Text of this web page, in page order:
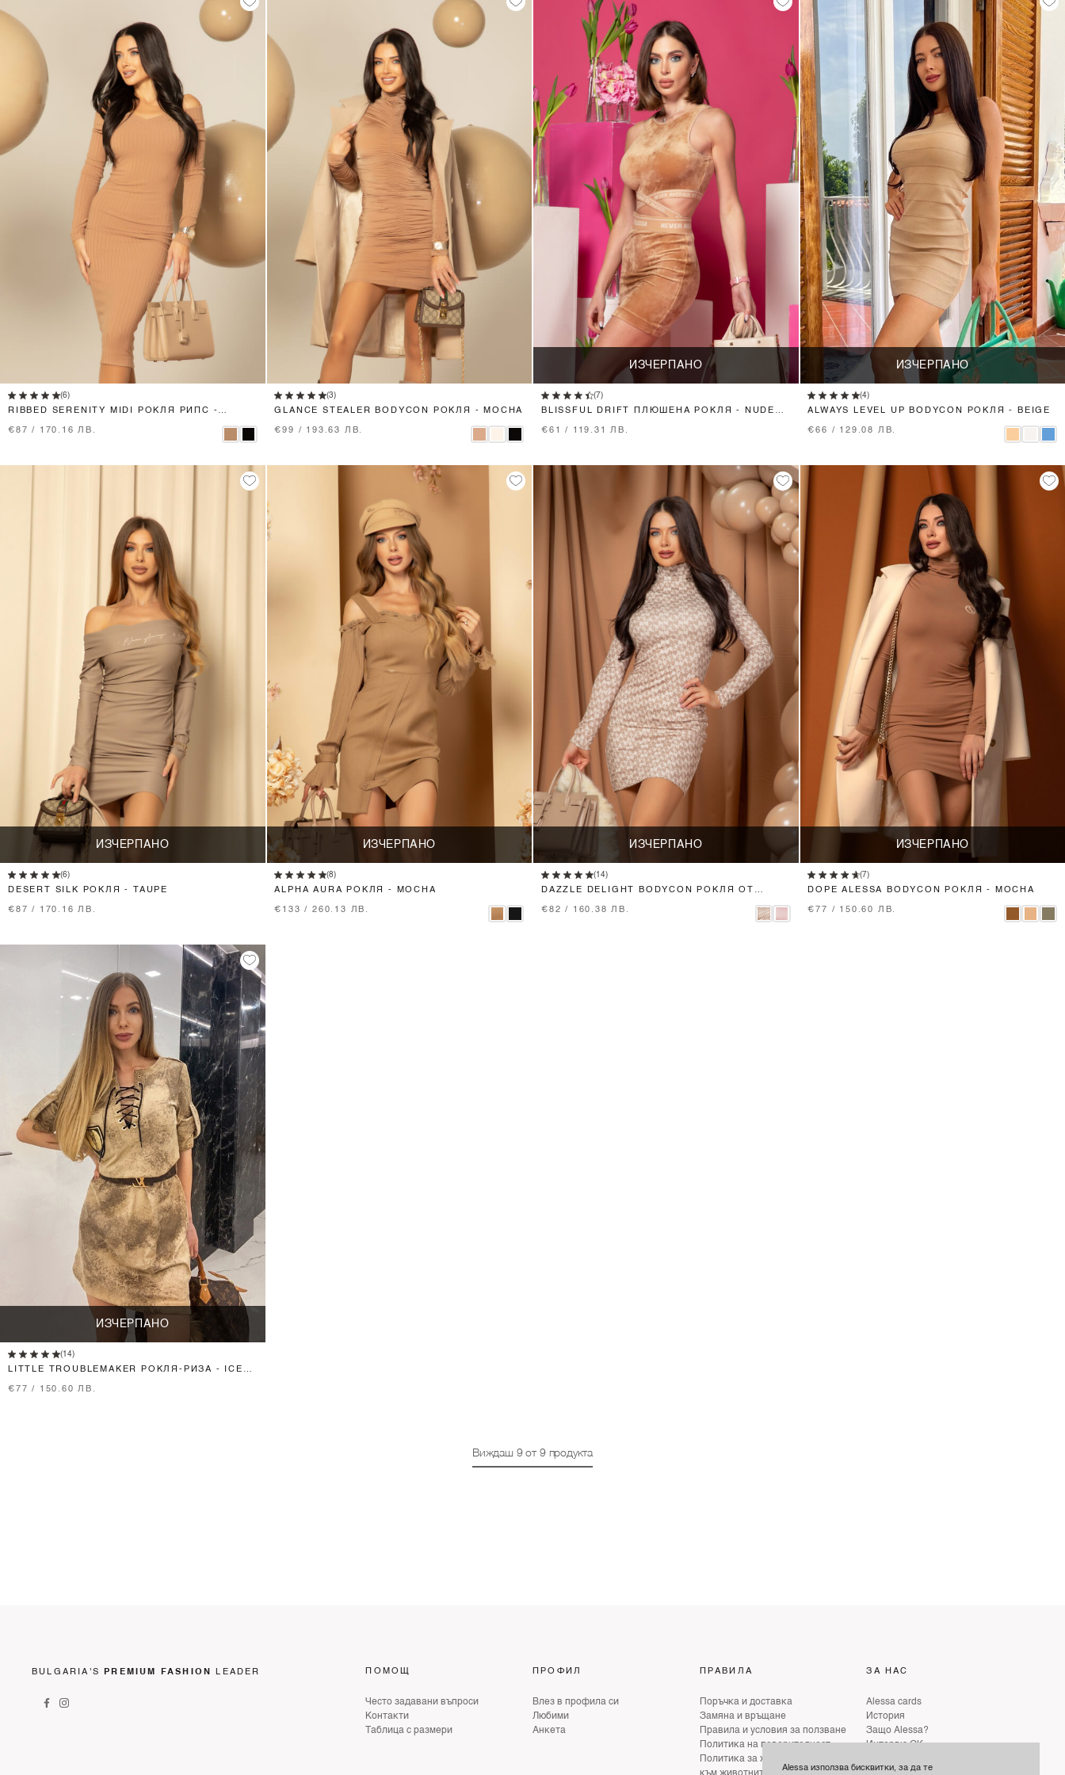
XS M L
(6)
RIBBED SERENITY MIDI РОКЛЯ РИПС -
€87 / 170.16 ЛВ.
L
(3)
GLANCE STEALER BODYCON РОКЛЯ - MOCHA
€99 / 193.63 ЛВ.
ИЗЧЕРПАНО
(7)
BLISSFUL DRIFT ПЛЮШЕНА РОКЛЯ - NUDE
€61 / 119.31 ЛВ.
ИЗЧЕРПАНО
(4)
ALWAYS LEVEL UP BODYCON РОКЛЯ - BEIGE
€66 / 129.08 ЛВ.
ИЗЧЕРПАНО
(6)
DESERT SILK РОКЛЯ - TAUPE
€87 / 170.16 ЛВ.
ИЗЧЕРПАНО
(8)
ALPHA AURA РОКЛЯ - MOCHA
€133 / 260.13 ЛВ.
ИЗЧЕРПАНО
(14)
DAZZLE DELIGHT BODYCON РОКЛЯ ОТ
€82 / 160.38 ЛВ.
ИЗЧЕРПАНО
(7)
DOPE ALESSA BODYCON РОКЛЯ - MOCHA
€77 / 150.60 ЛВ.
ИЗЧЕРПАНО
(14)
LITTLE TROUBLEMAKER РОКЛЯ-РИЗА - ICED
€77 / 150.60 ЛВ.
Виждаш 9от 9продукта
Alessa използва бисквитки, за да те
BULGARIA'S PREMIUM FASHION LEADER ПОМОЩ
Често задавани въпроси
Контакти
Таблица с размери
ПРОФИЛ
Влез в профила си
Любими
Анкета
ПРАВИЛА
Поръчка и доставка
Замяна и връщане
Правила и условия за ползване
Политика на поверителност
Политика за хуманно отношение
ЗА НАС
Alessa cards
История
Защо Alessa?
Интервю ОК